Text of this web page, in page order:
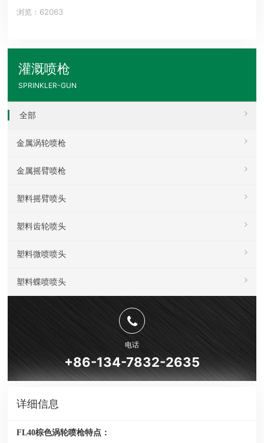
浏览：62063
灌溉喷枪
SPRINKLER-GUN
全部
金属涡轮喷枪
金属摇臂喷枪
塑料摇臂喷头
塑料齿轮喷头
塑料微喷喷头
塑料蝶喷喷头
电话
+86-134-7832-2635
详细信息
FL40棕色涡轮喷枪特点：